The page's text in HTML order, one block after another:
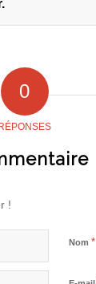
0
RÉPONSES
!
Nom *